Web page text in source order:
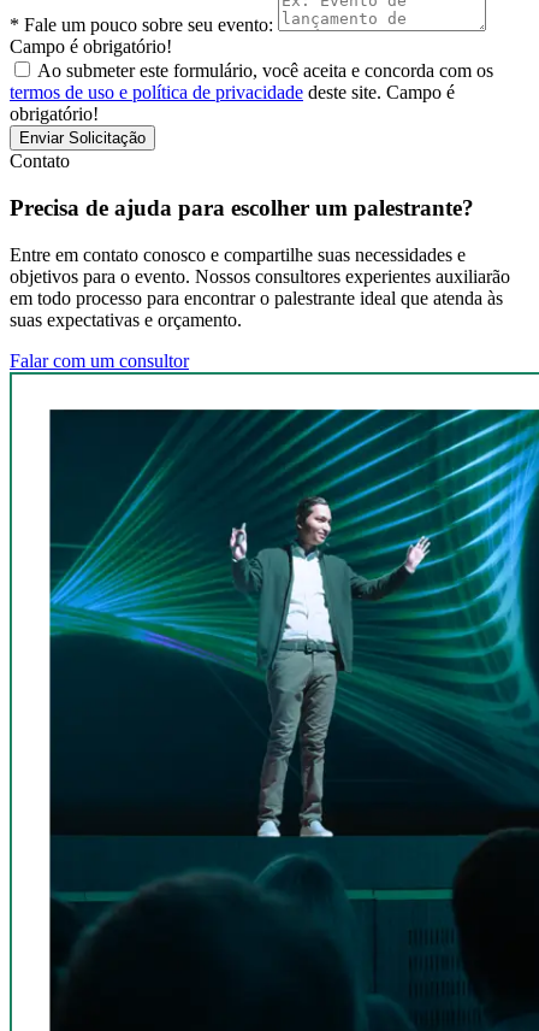
* Fale um pouco sobre seu evento:
Campo é obrigatório!
Ao submeter este formulário, você aceita e concorda com os
termos de uso e política de privacidade deste site. Campo é
obrigatório!
Enviar Solicitação
Contato
Precisa de ajuda para escolher um palestrante?
Entre em contato conosco e compartilhe suas necessidades e
objetivos para o evento. Nossos consultores experientes auxiliarão
em todo processo para encontrar o palestrante ideal que atenda às
suas expectativas e orçamento.
Falar com um consultor